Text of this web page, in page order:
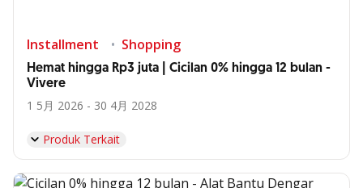
Installment Shopping
Hemat hingga Rp3 juta | Cicilan 0% hingga 12 bulan -
Vivere
1 5月 2026 - 30 4月 2028
Produk Terkait